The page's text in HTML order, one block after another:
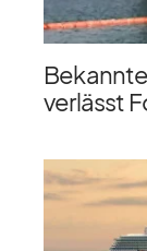
verlässt